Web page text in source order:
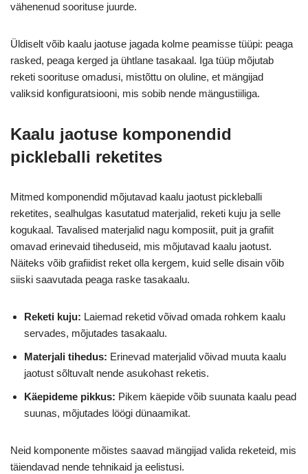
vähenenud soorituse juurde.
Üldiselt võib kaalu jaotuse jagada kolme peamisse tüüpi: peaga
rasked, peaga kerged ja ühtlane tasakaal. Iga tüüp mõjutab
reketi soorituse omadusi, mistõttu on oluline, et mängijad
valiksid konfiguratsiooni, mis sobib nende mängustiiliga.
Kaalu jaotuse komponendid
pickleballi reketites
Mitmed komponendid mõjutavad kaalu jaotust pickleballi
reketites, sealhulgas kasutatud materjalid, reketi kuju ja selle
kogukaal. Tavalised materjalid nagu komposiit, puit ja grafiit
omavad erinevaid tiheduseid, mis mõjutavad kaalu jaotust.
Näiteks võib grafiidist reket olla kergem, kuid selle disain võib
siiski saavutada peaga raske tasakaalu.
Reketi kuju: Laiemad reketid võivad omada rohkem kaalu
servades, mõjutades tasakaalu.
Materjali tihedus: Erinevad materjalid võivad muuta kaalu
jaotust sõltuvalt nende asukohast reketis.
Käepideme pikkus: Pikem käepide võib suunata kaalu pead
suunas, mõjutades löögi dünaamikat.
Neid komponente mõistes saavad mängijad valida reketeid, mis
täiendavad nende tehnikaid ja eelistusi.